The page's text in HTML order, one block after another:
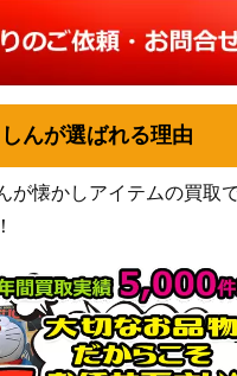
んが選ばれる理由
が懐かしアイテムの買取